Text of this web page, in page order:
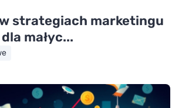
strategiach marketingu
małyc...